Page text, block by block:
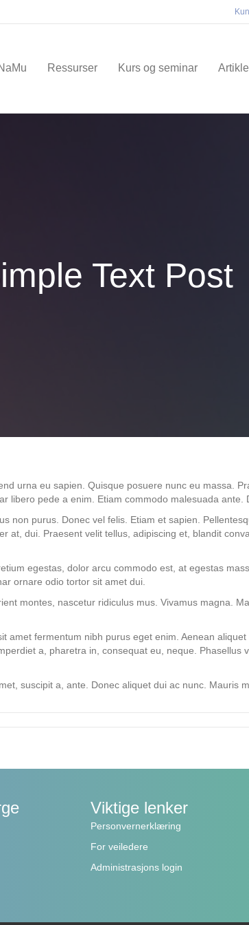
Ressurser Kurs og seminar
Text Post
urna eu sapien. Quisque posuere nunc eu massa.
libero pede a enim. Etiam commodo malesuada ante.
non purus. Donec vel felis. Etiam et sapien.
at, dui. Praesent velit tellus, adipiscing et, blandit
egestas, dolor arcu commodo est, at egestas
ornare odio tortor sit amet dui.
montes, nascetur ridiculus mus. Vivamus magna.
amet fermentum nibh purus eget enim. Aenean
a, pharetra in, consequat eu, neque. Phasellus
suscipit a, ante. Donec aliquet dui ac nunc. Mauris
Viktige lenker
Personvernerklæring
For veiledere
Administrasjons login